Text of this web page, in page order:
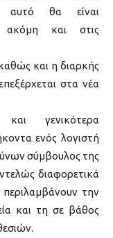
αυτό θα είναι
ακόμη και στις
και η διαρκής
στα νέα
γενικότερα
ενός λογιστή
σύμβουλος της
διαφορετικά
την
και τη σε βάθος